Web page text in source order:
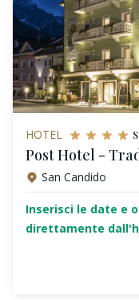
HOTEL s
San Candido
Inserisci le date e
direttamente